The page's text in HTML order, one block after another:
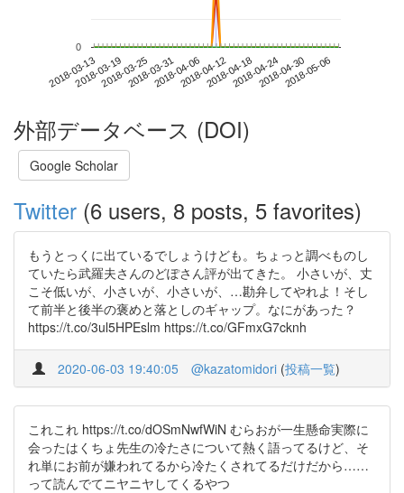
2018-03-132018-03-192018-03-252018-03-312018-04-062018-04-122018-04-182018-04-242018-04-302018-05-06
0
外部データベース (DOI)
Google Scholar
Twitter (6 users, 8 posts, 5 favorites)
もうとっくに出ているでしょうけども。ちょっと調べものし
ていたら武羅夫さんのどぽさん評が出てきた。 小さいが、丈
こそ低いが、小さいが、小さいが、…勘弁してやれよ！そし
て前半と後半の褒めと落としのギャップ。なにがあった？
https://t.co/3ul5HPEslm https://t.co/GFmxG7cknh
2020-06-03 19:40:05 @kazatomidori (投稿一覧)
これこれ https://t.co/dOSmNwfWiN むらおが一生懸命実際に
会ったはくちょ先生の冷たさについて熱く語ってるけど、そ
れ単にお前が嫌われてるから冷たくされてるだけだから……
って読んでてニヤニヤしてくるやつ